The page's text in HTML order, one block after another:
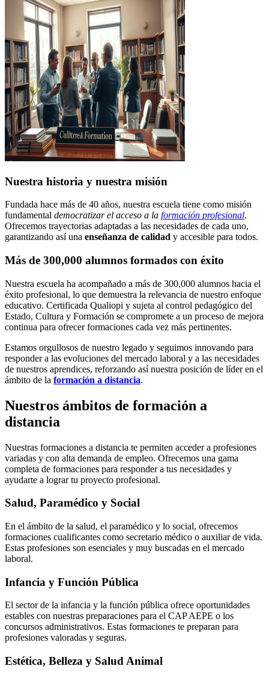
Nuestra historia y nuestra misión
Fundada hace más de 40 años, nuestra escuela tiene como misión
fundamental democratizar el acceso a la formación profesional.
Ofrecemos trayectorias adaptadas a las necesidades de cada uno,
garantizando así una enseñanza de calidad y accesible para todos.
Más de 300,000 alumnos formados con éxito
Nuestra escuela ha acompañado a más de 300,000 alumnos hacia el
éxito profesional, lo que demuestra la relevancia de nuestro enfoque
educativo. Certificada Qualiopi y sujeta al control pedagógico del
Estado, Cultura y Formación se compromete a un proceso de mejora
continua para ofrecer formaciones cada vez más pertinentes.
Estamos orgullosos de nuestro legado y seguimos innovando para
responder a las evoluciones del mercado laboral y a las necesidades
de nuestros aprendices, reforzando así nuestra posición de líder en el
ámbito de la formación a distancia.
Nuestros ámbitos de formación a
distancia
Nuestras formaciones a distancia te permiten acceder a profesiones
variadas y con alta demanda de empleo. Ofrecemos una gama
completa de formaciones para responder a tus necesidades y
ayudarte a lograr tu proyecto profesional.
Salud, Paramédico y Social
En el ámbito de la salud, el paramédico y lo social, ofrecemos
formaciones cualificantes como secretario médico o auxiliar de vida.
Estas profesiones son esenciales y muy buscadas en el mercado
laboral.
Infancia y Función Pública
El sector de la infancia y la función pública ofrece oportunidades
estables con nuestras preparaciones para el CAP AEPE o los
concursos administrativos. Estas formaciones te preparan para
profesiones valoradas y seguras.
Estética, Belleza y Salud Animal